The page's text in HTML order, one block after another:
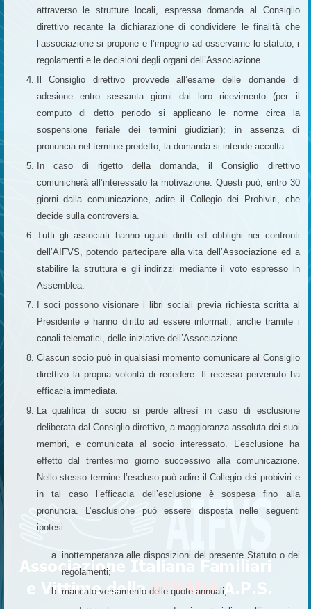
attraverso le strutture locali, espressa domanda al Consiglio
direttivo recante la dichiarazione di condividere le finalità che
l’associazione si propone e l’impegno ad osservarne lo statuto, i
regolamenti e le decisioni degli organi dell’Associazione.
Il Consiglio direttivo provvede all’esame delle domande di
adesione entro sessanta giorni dal loro ricevimento (per il
computo di detto periodo si applicano le norme circa la
sospensione feriale dei termini giudiziari); in assenza di
pronuncia nel termine predetto, la domanda si intende accolta.
In caso di rigetto della domanda, il Consiglio direttivo
comunicherà all’interessato la motivazione. Questi può, entro 30
giorni dalla comunicazione, adire il Collegio dei Probiviri, che
decide sulla controversia.
Tutti gli associati hanno uguali diritti ed obblighi nei confronti
dell’AIFVS, potendo partecipare alla vita dell’Associazione ed a
stabilire la struttura e gli indirizzi mediante il voto espresso in
Assemblea.
I soci possono visionare i libri sociali previa richiesta scritta al
Presidente e hanno diritto ad essere informati, anche tramite i
canali telematici, delle iniziative dell’Associazione.
Ciascun socio può in qualsiasi momento comunicare al Consiglio
direttivo la propria volontà di recedere. Il recesso pervenuto ha
efficacia immediata.
La qualifica di socio si perde altresì in caso di esclusione
deliberata dal Consiglio direttivo, a maggioranza assoluta dei suoi
membri, e comunicata al socio interessato. L’esclusione ha
effetto dal trentesimo giorno successivo alla comunicazione.
Nello stesso termine l’escluso può adire il Collegio dei probiviri e
in tal caso l’efficacia dell’esclusione è sospesa fino alla
pronuncia. L’esclusione può essere disposta nelle seguenti
ipotesi:
inottemperanza alle disposizioni del presente Statuto o dei
regolamenti;
mancato versamento delle quote annuali;